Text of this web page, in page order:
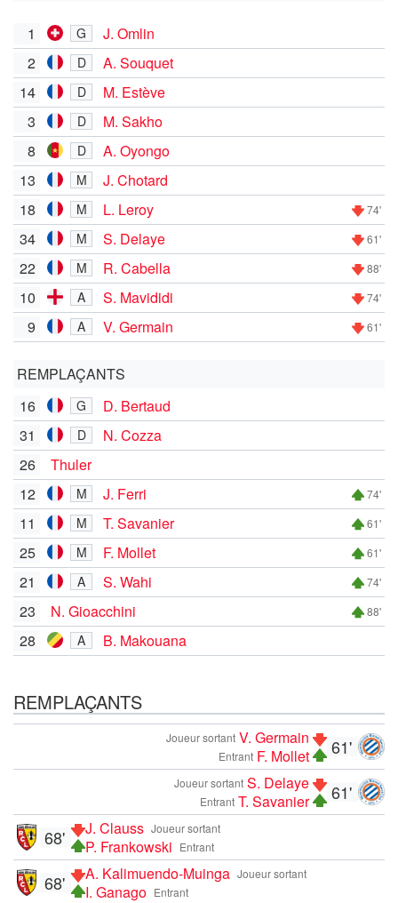
1 G
J. Omlin
2
D
A. Souquet
14
D
M. Estève
3
D
M. Sakho
8
D
A. Oyongo
13
M
J. Chotard
18
M L. Leroy 74'
34 M S. Delaye 61'
22 M R. Cabella 88'
10 A S. Mavididi 74'
9 A V. Germain 61'
REMPLAÇANTS
16
G
D. Bertaud
31
D
N. Cozza
26
Thuler
12
M J. Ferri 74'
11 M T. Savanier 61'
25 M F. Mollet 61'
21 A S. Wahi 74'
23 N. Gioacchini 88'
28 A B. Makouana
REMPLAÇANTS
61'
Joueur sortant V. Germain
Entrant F. Mollet
61'
Joueur sortant S. Delaye
Entrant T. Savanier
Joueur sortant
J. Clauss
Entrant
P. Frankowski
68'
Joueur sortant
A. Kalimuendo-Muinga
Entrant
I. Ganago
68'